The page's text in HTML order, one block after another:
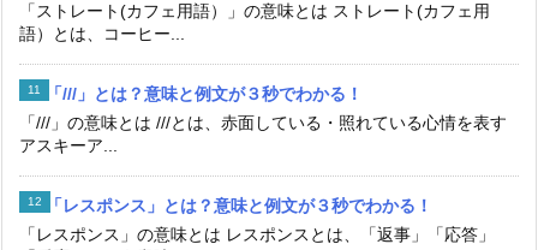
「ストレート(カフェ用語）」の意味とは ストレート(カフェ用
語）とは、コーヒー...
「///」とは？意味と例文が３秒でわかる！
「///」の意味とは ///とは、赤面している・照れている心情を表す
アスキーア...
「レスポンス」とは？意味と例文が３秒でわかる！
「レスポンス」の意味とは レスポンスとは、「返事」「応答」